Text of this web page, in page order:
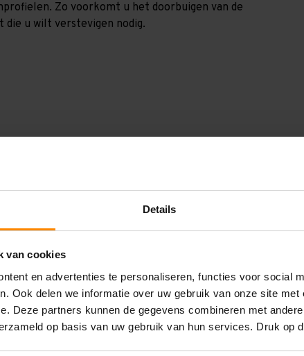
Details
van cookies
en advertenties te personaliseren, functies voor social
Ook delen we informatie over uw gebruik van onze site
Deze partners kunnen de gegevens combineren met
op basis van uw gebruik van hun services. Druk op
Zo voorkomt u het doorbuigen van de
die u wilt verstevigen nodig.
3
Galva